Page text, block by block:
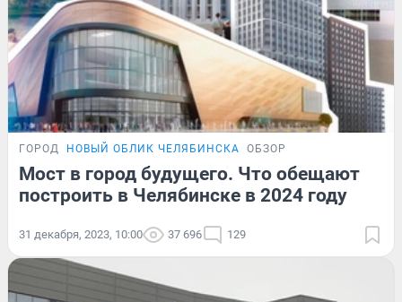
ГОРОД НОВЫЙ ОБЛИК ЧЕЛЯБИНСКА ОБЗОР
Мост в город будущего. Что обещают
построить в Челябинске в 2024 году
31 декабря, 2023, 10:00 37 696 129